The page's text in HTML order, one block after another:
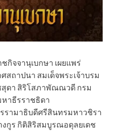
ชกิจจานุเบกษา เผยแพร่
สถาปนา สมเด็จพระเจ้าบรม
สุดา สิริโสภาพัณณวดี กรม
าธีรราชธิดา
รามาธิบดีศรีสินทรมหาวชิรา
กูร กิติสิริสมบูรณอดุลยเดช